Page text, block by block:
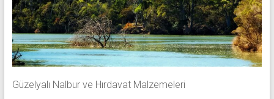
Güzelyalı Nalbur ve Hırdavat Malzemeleri